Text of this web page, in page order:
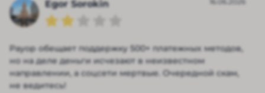
Egor Sorokin
Payop обещает поддержку 500+ платежных методов,
но на деле деньги исчезают в неизвестном
направлении, а соцсети мертвые. Очередной скам,
не ведитесь!